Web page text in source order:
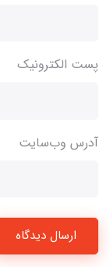
پست الکترونیک
آدرس وب‌سایت
ارسال دیدگاه